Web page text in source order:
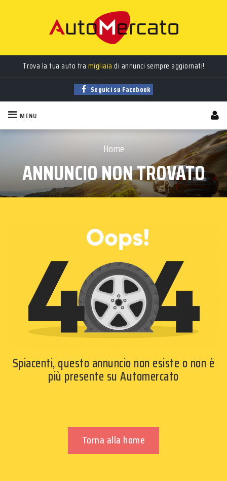
Trova la tua auto tra migliaia di annunci sempre aggiornati!
Seguici su Facebook
MENU
Home
ANNUNCIO NON TROVATO
Spiacenti, questo annuncio non esiste o non è
più presente su Automercato
Torna alla home